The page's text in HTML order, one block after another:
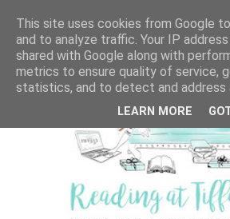
This site uses cookies from Google
and to analyze traffic. Your IP
shared with Google along with
metrics to ensure quality of service,
statistics, and to detect and address
LEARN MORE